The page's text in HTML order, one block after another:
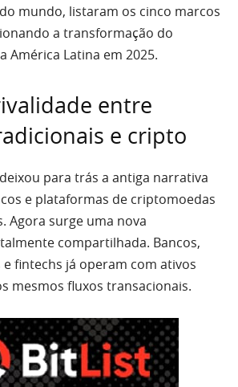
mundo, listaram os cinco marcos
a transformação do
América Latina em 2025.
entre
e cripto
para trás a antiga narrativa
e plataformas de criptomoedas
Agora surge uma nova
compartilhada. Bancos,
fintechs já operam com ativos
mesmos fluxos transacionais.